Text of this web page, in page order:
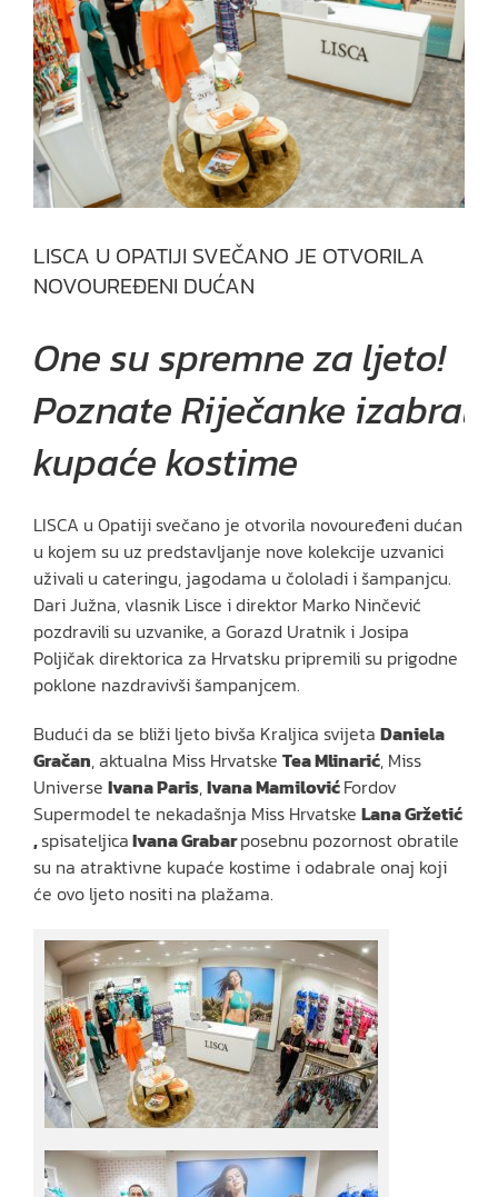
LISCA U OPATIJI SVEČANO JE OTVORILA
NOVOUREĐENI DUĆAN
One su spremne za ljeto!
Poznate Riječanke izabrale
kupaće kostime
LISCA u Opatiji svečano je otvorila novouređeni dućan
u kojem su uz predstavljanje nove kolekcije uzvanici
uživali u cateringu, jagodama u čololadi i šampanjcu.
Dari Južna, vlasnik Lisce i direktor Marko Ninčević
pozdravili su uzvanike, a Gorazd Uratnik i Josipa
Poljičak direktorica za Hrvatsku pripremili su prigodne
poklone nazdravivši šampanjcem.
Budući da se bliži ljeto bivša Kraljica svijeta Daniela
Gračan, aktualna Miss Hrvatske Tea Mlinarić, Miss
Universe Ivana Paris,Ivana MamilovićFordov
Supermodel te nekadašnja Miss Hrvatske Lana Gržetić
,spisateljicaIvana Grabarposebnu pozornost obratile
su na atraktivne kupaće kostime i odabrale onaj koji
će ovo ljeto nositi na plažama.